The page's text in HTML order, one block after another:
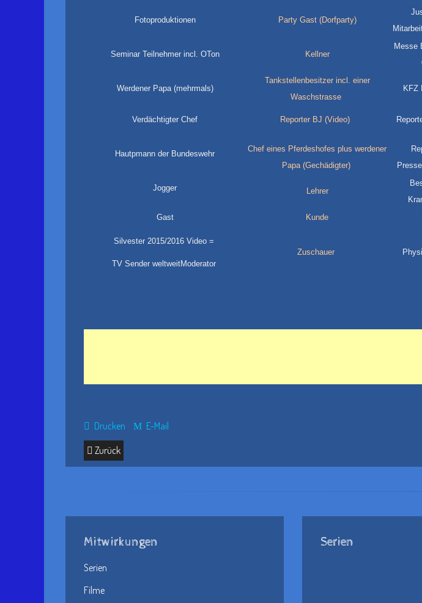
Fotoproduktionen Party Gast (Dorfparty)
Seminar Teilnehmer incl. OTon Kellner
Messe
Werdener Papa (mehrmals)
Tankstellenbesitzer incl. einer
Waschstrasse
KFZ
Verdächtigter Chef Reporter BJ (Video)
Hautpmann der Bundeswehr
Chef eines Pferdeshofes plus werdener
Papa (Gechädigter)
Jogger Lehrer
Gast Kunde
Silvester 2015/2016 Video =
TV Sender weltweitModerator
Zuschauer
Drucken
E-Mail
Zurück
Mitwirkungen
Serien
Filme
Serien